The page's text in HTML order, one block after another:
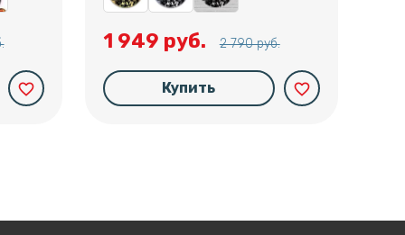
favorite_border
1 949 руб. 2 790 руб.
Купить favorite_border